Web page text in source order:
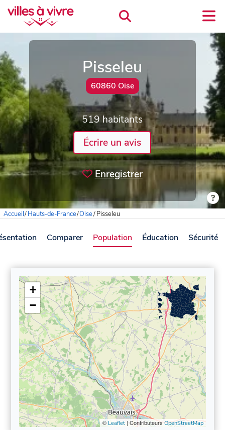
Pisseleu
60860 Oise
519 habitants
Écrire un avis
Enregistrer
Accueil/Hauts-de-France/Oise/Pisseleu
Comparer Population Éducation Sécurité
+
−
© Leaflet| Contributeurs OpenStreetMap